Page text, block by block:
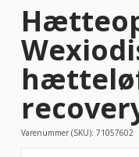
Varenummer (SKU): 71057602